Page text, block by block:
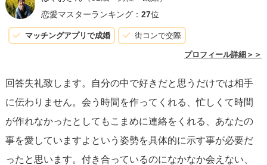
彼女との別れは辛いものでしたが、それはあなたにとって
成長の機会でもあります。彼女のことは大切だったのだか
してください。彼女との思い出をすぐに忘れる必要はあり
ませんが、それがあなたを前に進ませるための力になるよ
うに心がけましょう。
恋愛マスターランキング： 27位
マッチングアプリで成婚 街コンで交際
プロフィール詳細＞＞
回答失礼致します。自分の中で好きだと思うだけでは相手
に伝わりません。会う時間を作ってくれる、忙しくて時間
が作れなかったとしてもこまめに連絡をくれる、あなたの
事を愛していますよという姿勢を具体的に示す事が必要だ
ったと思います。付き合っているのになかなか会えない、